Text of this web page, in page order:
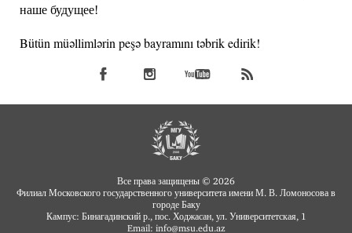
наше будущее!
Bütün müəllimlərin peşə bayramını təbrik edirik!
Все права защищены © 2026
Филиал Московского государственного университета имени М. В. Ломоносова в
городе Баку
Кампус: Бинагадинский р., пос. Ходжасан, ул. Университетская, 1
Email: info@msu.edu.az